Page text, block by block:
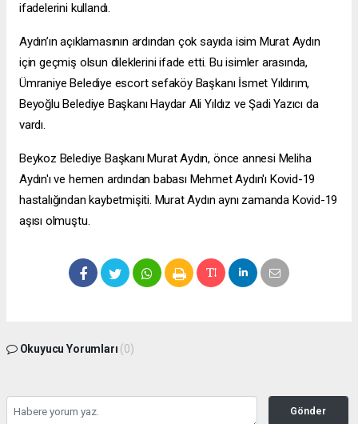
ifadelerini kullandı.
Aydın’ın açıklamasının ardından çok sayıda isim Murat Aydın
için geçmiş olsun dileklerini ifade etti. Bu isimler arasında,
Ümraniye Belediye escort sefaköyBaşkanı İsmet Yıldırım,
Beyoğlu Belediye Başkanı Haydar Ali Yıldız ve Şadi Yazıcı da
vardı.
Beykoz Belediye Başkanı Murat Aydın, önce annesi Meliha
Aydın'ı ve hemen ardından babası Mehmet Aydın'ı Kovid-19
hastalığından kaybetmişiti. Murat Aydın aynı zamanda Kovid-19
aşısı olmuştu.
Okuyucu Yorumları (0)
Gönder